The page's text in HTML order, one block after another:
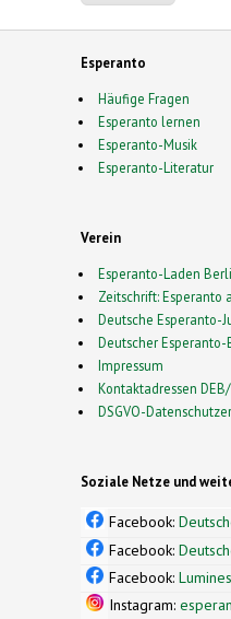
Esperanto
Häufige Fragen
Esperanto lernen
Esperanto-Musik
Esperanto-Literatur
Verein
Esperanto-Laden
Zeitschrift: Esperanto
Deutsche Esperanto-
Deutscher Esperanto-
Impressum
Kontaktadressen DEB/
DSGVO-
Soziale Netze und
Facebook:
Facebook:
Facebook:
Instagram: